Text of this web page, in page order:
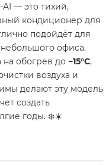
AI — это тихий,
кондиционер для
подойдёт для
офиса.
на обогрев до −15°C,
воздуха и
делают эту модель
создать
годы. ❄️☀️